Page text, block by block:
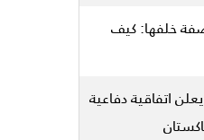
خلفها: كيف
اتفاقية دفاعية